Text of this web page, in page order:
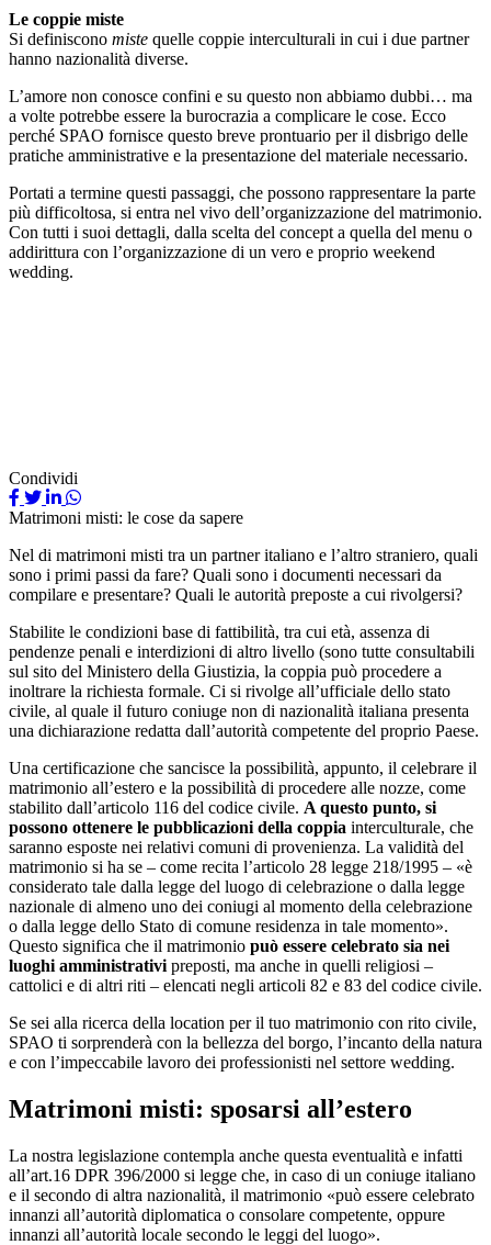
Le coppie miste
Si definiscono miste quelle coppie interculturali in cui i due partner
hanno nazionalità diverse.
L’amore non conosce confini e su questo non abbiamo dubbi… ma
a volte potrebbe essere la burocrazia a complicare le cose. Ecco
perché SPAO fornisce questo breve prontuario per il disbrigo delle
pratiche amministrative e la presentazione del materiale necessario.
Portati a termine questi passaggi, che possono rappresentare la parte
più difficoltosa, si entra nel vivo dell’organizzazione del matrimonio.
Con tutti i suoi dettagli, dalla scelta del concept a quella del menu o
addirittura con l’organizzazione di un vero e proprio weekend
wedding.
Condividi
Matrimoni misti: le cose da sapere
Nel di matrimoni misti tra un partner italiano e l’altro straniero, quali
sono i primi passi da fare? Quali sono i documenti necessari da
compilare e presentare? Quali le autorità preposte a cui rivolgersi?
Stabilite le condizioni base di fattibilità, tra cui età, assenza di
pendenze penali e interdizioni di altro livello (sono tutte consultabili
sul sito del Ministero della Giustizia, la coppia può procedere a
inoltrare la richiesta formale. Ci si rivolge all’ufficiale dello stato
civile, al quale il futuro coniuge non di nazionalità italiana presenta
una dichiarazione redatta dall’autorità competente del proprio Paese.
Una certificazione che sancisce la possibilità, appunto, il celebrare il
matrimonio all’estero e la possibilità di procedere alle nozze, come
stabilito dall’articolo 116 del codice civile. A questo punto, si
possono ottenere le pubblicazioni della coppia interculturale, che
saranno esposte nei relativi comuni di provenienza. La validità del
matrimonio si ha se – come recita l’articolo 28 legge 218/1995 – «è
considerato tale dalla legge del luogo di celebrazione o dalla legge
nazionale di almeno uno dei coniugi al momento della celebrazione
o dalla legge dello Stato di comune residenza in tale momento».
Questo significa che il matrimonio può essere celebrato sia nei
luoghi amministrativi preposti, ma anche in quelli religiosi –
cattolici e di altri riti – elencati negli articoli 82 e 83 del codice civile.
Se sei alla ricerca della location per il tuo matrimonio con rito civile,
SPAO ti sorprenderà con la bellezza del borgo, l’incanto della natura
e con l’impeccabile lavoro dei professionisti nel settore wedding.
Matrimoni misti: sposarsi all’estero
La nostra legislazione contempla anche questa eventualità e infatti
all’art.16 DPR 396/2000 si legge che, in caso di un coniuge italiano
e il secondo di altra nazionalità, il matrimonio «può essere celebrato
innanzi all’autorità diplomatica o consolare competente, oppure
innanzi all’autorità locale secondo le leggi del luogo».